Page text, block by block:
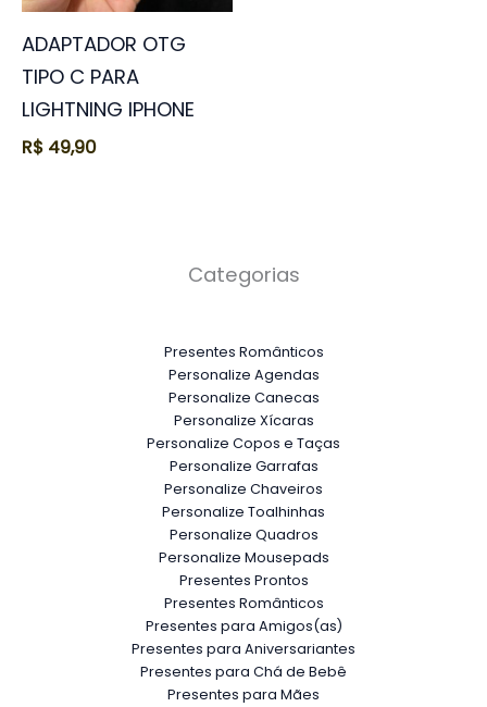
ADAPTADOR OTG
TIPO C PARA
LIGHTNING IPHONE
R$ 49,90
Categorias
Presentes Românticos
Personalize Agendas
Personalize Canecas
Personalize Xícaras
Personalize Copos e Taças
Personalize Garrafas
Personalize Chaveiros
Personalize Toalhinhas
Personalize Quadros
Personalize Mousepads
Presentes Prontos
Presentes Românticos
Presentes para Amigos(as)
Presentes para Aniversariantes
Presentes para Chá de Bebê
Presentes para Mães